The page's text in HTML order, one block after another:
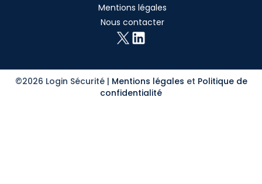
Mentions légales
Nous contacter
©2026 Login Sécurité | Mentions légales et Politique de
confidentialité